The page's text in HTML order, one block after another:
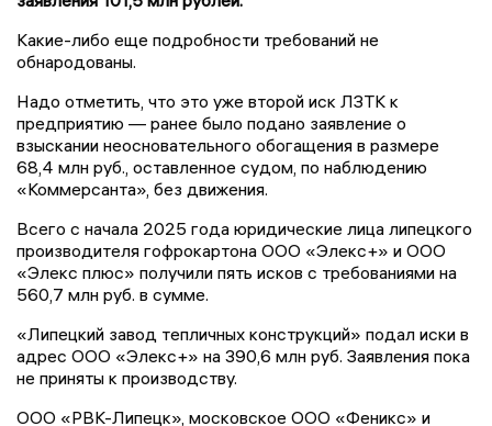
Какие-либо еще подробности требований не
обнародованы.
Надо отметить, что это уже второй иск ЛЗТК к
предприятию — ранее было подано заявление о
взыскании неосновательного обогащения в размере
68,4 млн руб., оставленное судом, по наблюдению
«Коммерсанта», без движения.
Всего с начала 2025 года юридические лица липецкого
производителя гофрокартона ООО «Элекс+» и ООО
«Элекс плюс» получили пять исков с требованиями на
560,7 млн руб. в сумме.
«Липецкий завод тепличных конструкций» подал иски в
адрес ООО «Элекс+» на 390,6 млн руб. Заявления пока
не приняты к производству.
ООО «РВК-Липецк», московское ООО «Феникс» и